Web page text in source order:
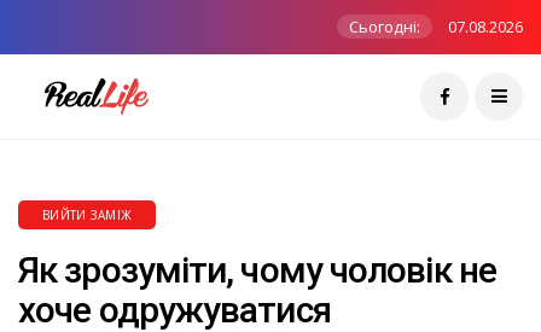
Сьогодні: 07.08.2026
ВИЙТИ ЗАМІЖ
Як зрозуміти, чому чоловік не
хоче одружуватися